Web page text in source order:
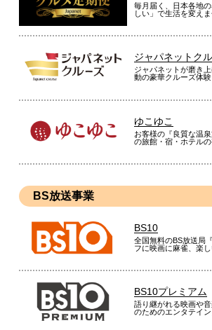
毎月届く、日本各地
しい」で生活を変えま
ジャパネットク
ジャパネットが磨き
動の豪華クルーズ体験
ゆこゆこ
お客様の『良質な温
の旅館・宿・ホテル
BS放送事業
BS10
全国無料のBS放送局
フに映画に麻雀、楽
BS10プレミアム
語り継がれる映画や
のためのエンタテイ